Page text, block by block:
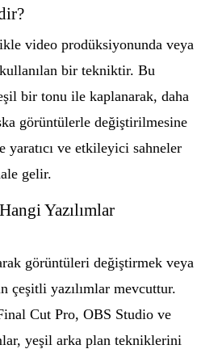
video prodüksiyonunda veya
bir tekniktir. Bu
bir tonu ile kaplanarak, daha
görüntülerle değiştirilmesine
yaratıcı ve etkileyici sahneler
gelir.
Yazılımlar
görüntüleri değiştirmek veya
çeşitli yazılımlar mevcuttur.
Cut Pro, OBS Studio ve
yeşil arka plan tekniklerini